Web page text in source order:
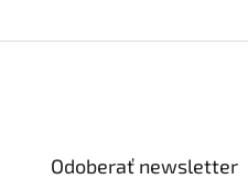
Odoberať newsletter